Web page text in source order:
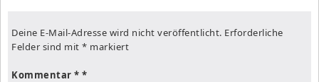
Deine E-Mail-Adresse wird nicht veröffentlicht. Erforderliche
Felder sind mit * markiert
Kommentar *